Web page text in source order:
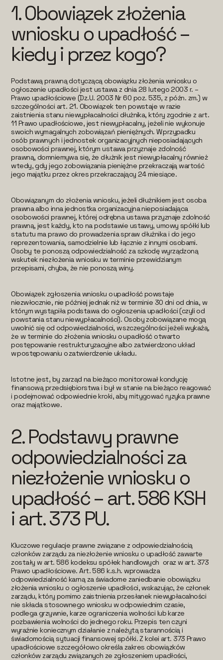
1.Obowiązek złożenia
wniosku o upadłość –
kiedy i przez kogo?
Podstawą prawną dotyczącą obowiązku złożenia wniosku o
ogłoszenie upadłości jest ustawa z dnia 28 lutego 2003 r. –
Prawo upadłościowe (Dz.U. 2003 Nr 60 poz. 535, z późn. zm.) w
szczególności art. 21. Obowiązek ten powstaje w razie
zaistnienia stanu niewypłacalności dłużnika, który zgodnie z art.
11 Prawo upadłościowe, jest niewypłacalny, jeżeli nie wykonuje
swoich wymagalnych zobowiązań pieniężnych. W przypadku
osób prawnych i jednostek organizacyjnych nieposiadających
osobowości prawnej, którym ustawa przyznaje zdolność
prawną, domniemywa się, że dłużnik jest niewypłacalny również
wtedy, gdy jego zobowiązania pieniężne przekraczają wartość
jego majątku przez okres przekraczający 24 miesiące.
Obowiązanym do złożenia wniosku, jeżeli dłużnikiem jest osoba
prawna albo inna jednostka organizacyjna nieposiadająca
osobowości prawnej, której odrębna ustawa przyznaje zdolność
prawną, jest każdy, kto na podstawie ustawy, umowy spółki lub
statutu ma prawo do prowadzenia spraw dłużnika i do jego
reprezentowania, samodzielnie lub łącznie z innymi osobami.
Osoby te ponoszą odpowiedzialność za szkodę wyrządzoną
wskutek niezłożenia wniosku w terminie przewidzianym
przepisami, chyba, że nie ponoszą winy.
Obowiązek zgłoszenia wniosku o upadłość powstaje
niezwłocznie, nie później jednak niż w terminie 30 dni od dnia, w
którym wystąpiła podstawa do ogłoszenia upadłości (czyli od
powstania stanu niewypłacalności). Osoby zobowiązane mogą
uwolnić się od odpowiedzialności, w szczególności jeżeli wykażą,
że w terminie do złożenia wniosku o upadłość otwarto
postępowanie restrukturyzacyjne albo zatwierdzono układ
w postępowaniu o zatwierdzenie układu.
Istotne jest, by zarząd na bieżąco monitorował kondycję
finansową przedsiębiorstwa i był w stanie na bieżąco reagować
i podejmować odpowiednie kroki, aby mitygować ryzyka prawne
oraz majątkowe.
2.Podstawy prawne
odpowiedzialności za
niezłożenie wniosku o
upadłość – art. 586 KSH
i art. 373 PU.
Kluczowe regulacje prawne związane z odpowiedzialnością
członków zarządu za niezłożenie wniosku o upadłość zawarte
zostały w art. 586 kodeksu spółek handlowych oraz w art. 373
Prawo upadłościowe. Art. 586 k.s.h. wprowadza
odpowiedzialność karną za świadome zaniedbanie obowiązku
złożenia wniosku o ogłoszenie upadłości, wskazując, że członek
zarządu, który pomimo zaistnienia przesłanek niewypłacalności
nie składa stosownego wniosku w odpowiednim czasie,
podlega grzywnie, karze ograniczenia wolności lub karze
pozbawienia wolności do jednego roku. Przepis ten czyni
wyraźnie koniecznym działanie z należytą starannością i
świadomością sytuacji finansowej spółki. Z kolei art. 373 Prawo
upadłościowe szczegółowo określa zakres obowiązków
członków zarządu związanych ze zgłoszeniem upadłości,